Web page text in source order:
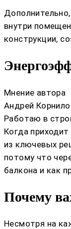
внутри
конструкции,
Мнение автора
Андрей
Работаю в
Когда
из ключевых
потому что
балкона и как
Почему
Несмотря на